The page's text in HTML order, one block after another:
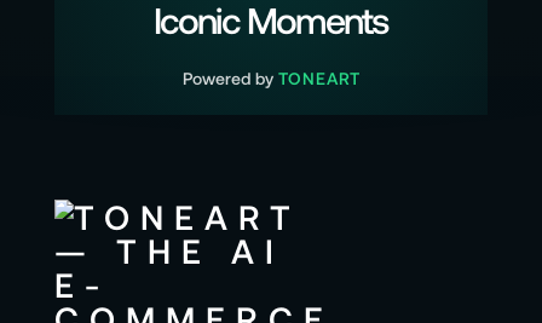
Iconic Moments
Powered by TONEART